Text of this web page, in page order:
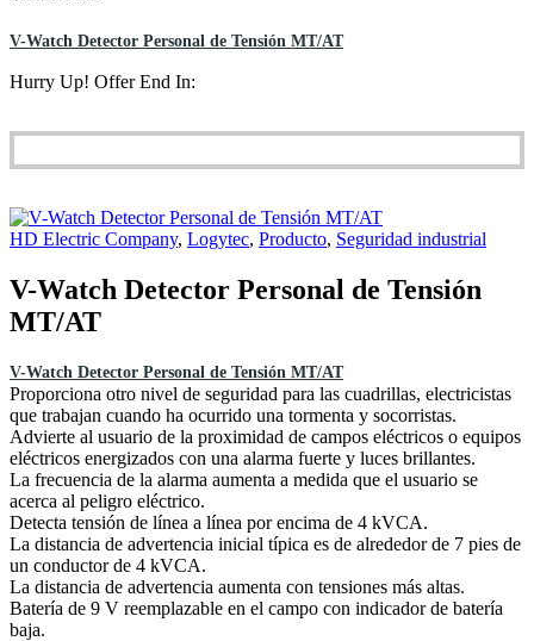
V-Watch Detector Personal de Tensión MT/AT
Hurry Up! Offer End In:
HD Electric Company, Logytec, Producto, Seguridad industrial
V-Watch Detector Personal de Tensión
MT/AT
V-Watch Detector Personal de Tensión MT/AT
Proporciona otro nivel de seguridad para las cuadrillas, electricistas
que trabajan cuando ha ocurrido una tormenta y socorristas.
Advierte al usuario de la proximidad de campos eléctricos o equipos
eléctricos energizados con una alarma fuerte y luces brillantes.
La frecuencia de la alarma aumenta a medida que el usuario se
acerca al peligro eléctrico.
Detecta tensión de línea a línea por encima de 4 kVCA.
La distancia de advertencia inicial típica es de alrededor de 7 pies de
un conductor de 4 kVCA.
La distancia de advertencia aumenta con tensiones más altas.
Batería de 9 V reemplazable en el campo con indicador de batería
baja.